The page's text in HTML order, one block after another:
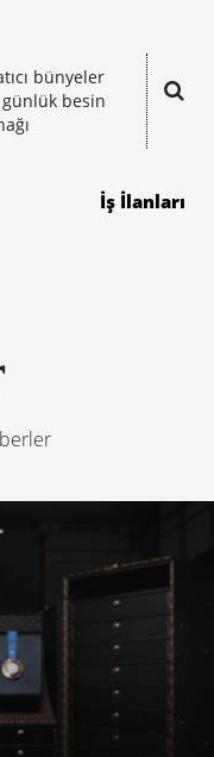
bünyeler
besin
İş İlanları